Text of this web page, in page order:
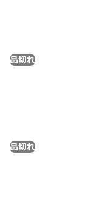
品切れ
品切れ